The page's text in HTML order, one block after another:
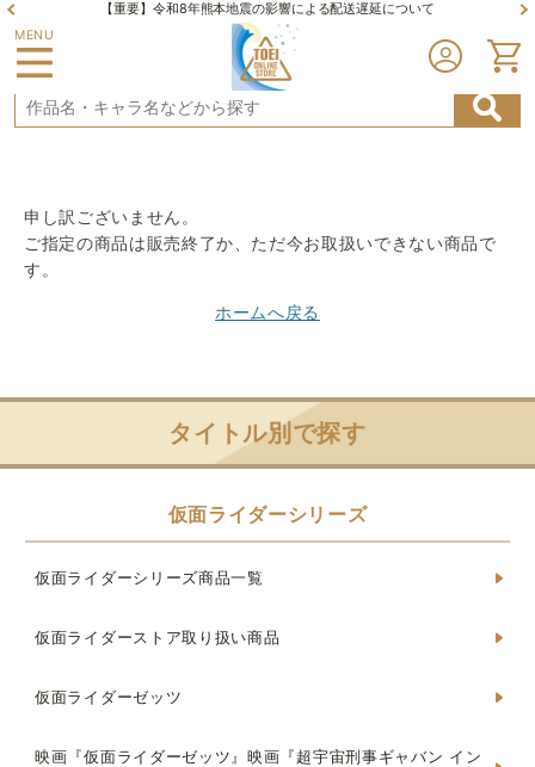
【重要】令和8年熊本地震の影響による配送遅延について
MENU
申し訳ございません。
ご指定の商品は販売終了か、ただ今お取扱いできない商品で
す。
ホームへ戻る
タイトル別で探す
仮面ライダーシリーズ
仮面ライダーシリーズ商品一覧
仮面ライダーストア取り扱い商品
仮面ライダーゼッツ
映画『仮面ライダーゼッツ』映画『超宇宙刑事ギャバン イン